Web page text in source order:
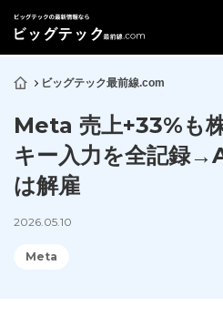
ビッグテック最前線.com
Meta 売上+33%も
キー入力を全記録
は解雇
2026.05.10
Meta